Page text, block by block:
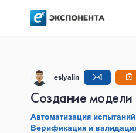
eslyalin
Создание модели
Автоматизация
Верификация и